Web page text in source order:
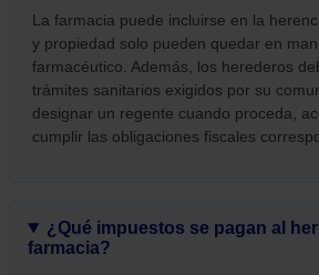
La farmacia puede incluirse en la
y propiedad solo pueden quedar en
farmacéutico. Además, los herederos
trámites sanitarios exigidos por su
designar un regente cuando proceda,
cumplir las obligaciones fiscales
¿Qué impuestos se pagan al
farmacia?